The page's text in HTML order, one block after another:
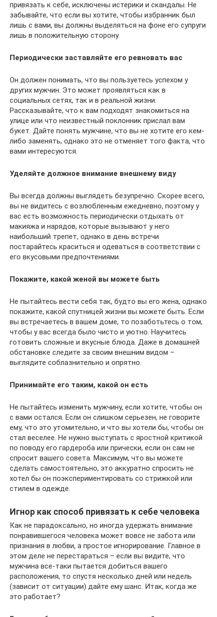
привязать к себе, исключены истерики и скандалы. Не
забывайте, что если вы хотите, чтобы избранник был
лишь с вами, вы должны выделяться на фоне его супруги
лишь в положительную сторону.
Периодически заставляйте его ревновать вас
Он должен понимать, что вы пользуетесь успехом у
других мужчин. Это может проявляться как в
социальных сетях, так и в реальной жизни.
Рассказывайте, что к вам подходят знакомиться на
улице или что неизвестный поклонник прислал вам
букет. Дайте понять мужчине, что вы не хотите его кем-
либо заменять, однако это не отменяет того факта, что
вами интересуются.
Уделяйте должное внимание внешнему виду
Вы всегда должны выглядеть безупречно. Скорее всего,
вы не видитесь с возлюбленным ежедневно, поэтому у
вас есть возможность периодически отдыхать от
макияжа и нарядов, которые вызывают у него
наибольший трепет, однако в день встречи
постарайтесь краситься и одеваться в соответствии с
его вкусовыми предпочтениями.
Покажите, какой женой вы можете быть
Не пытайтесь вести себя так, будто вы его жена, однако
покажите, какой спутницей жизни вы можете быть. Если
вы встречаетесь в вашем доме, то позаботьтесь о том,
чтобы у вас всегда было чисто и уютно. Научитесь
готовить сложные и вкусные блюда. Даже в домашней
обстановке следите за своим внешним видом –
выглядите соблазнительно и опрятно.
Принимайте его таким, какой он есть
Не пытайтесь изменить мужчину, если хотите, чтобы он
с вами остался. Если он слишком серьезен, не говорите
ему, что это утомительно, и что вы хотели бы, чтобы он
стал веселее. Не нужно выступать с яростной критикой
по поводу его гардероба или прически, если он сам не
спросит вашего совета. Максимум, что вы можете
сделать самостоятельно, это аккуратно спросить не
хотел бы он поэкспериментировать со стрижкой или
стилем в одежде.
Игнор как способ привязать к себе человека
Как не парадоксально, но иногда удержать внимание
понравившегося человека может вовсе не забота или
признания в любви, а простое игнорирование. Главное в
этом деле не перестараться – если вы видите, что
мужчина все-таки пытается добиться вашего
расположения, то спустя несколько дней или недель
(зависит от ситуации) дайте ему шанс. Итак, когда же
это работает?